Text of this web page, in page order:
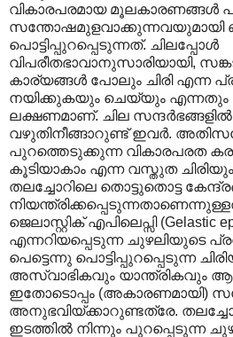
വികാരപരമായ മൂലകാരണങ്ങൾ
സന്തോഷമുളവാക്കുന്നവയുമായി
പൊട്ടിപ്പുറപ്പെടുന്നത്. ചിലപ്പോൾ
വിപരീതഭാവാനുസാരിയായി,
കാര്യങ്ങൾ പോലും ചിരി എന്ന
നയിക്കുകയും ചെയ്യും
ലക്ഷണമാണ്. ചില സന്ദർഭങ്ങളിൽ
വഴുതിനീങ്ങാറുണ്ട് ഇവർ.
പുറത്തെടുക്കുന്ന വികാരപരത
കൂടിയാകാം എന്ന വസ്തുത ചിരിയും
തലച്ചോറിലെ തൊട്ടുതൊട്ട
ജെലാസ്റ്റിക് എപിലെപ്സി (Gelastic
എന്നറിയപ്പെടുന്ന ചുഴലിയുടെ
പെട്ടെന്നു പൊട്ടിപ്പുറപ്പെടുന്ന
അസ്വാഭികവും യാന്ത്രികവും
ഇതോടൊപ്പം (അകാരണമായി)
അനുഭവിയ്ക്കാറുണ്ടത്രേ.
ഇടത്തിൽ നിന്നും പുറപ്പെടുന്ന